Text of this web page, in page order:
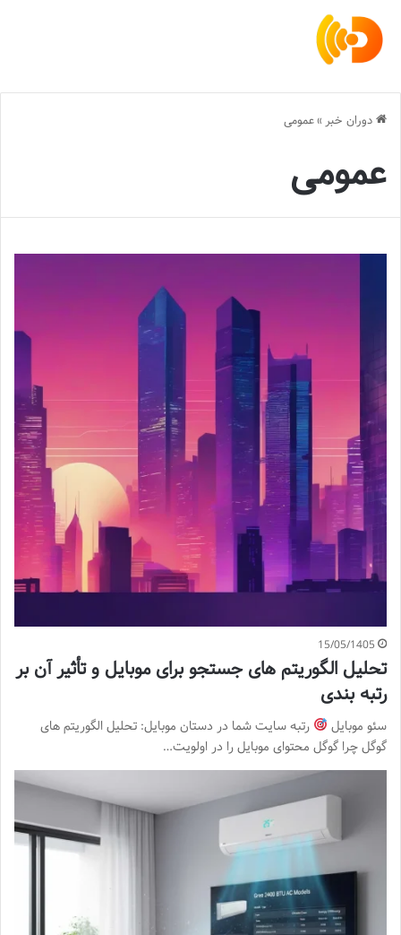
دوران خبر »عمومی
عمومی
15/05/1405
تحلیل الگوریتم های جستجو برای موبایل و تأثیر آن بر
رتبه بندی
سئو موبایل
رتبه سایت شما در دستان موبایل: تحلیل الگوریتم های
گوگل چرا گوگل محتوای موبایل را در اولویت…